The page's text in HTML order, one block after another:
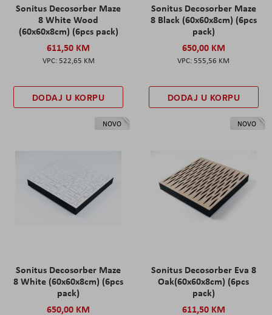
Sonitus Decosorber Maze
8 White Wood
(60x60x8cm) (6pcs pack)
611,50 KM
522,65 KM
DODAJ U KORPU
Sonitus Decosorber Maze
8 Black (60x60x8cm) (6pcs
pack)
650,00 KM
555,56 KM
DODAJ U KORPU
NOVO
Sonitus Decosorber Maze
8 White (60x60x8cm) (6pcs
pack)
650,00 KM
NOVO
Sonitus Decosorber Eva 8
Oak(60x60x8cm) (6pcs
pack)
611,50 KM